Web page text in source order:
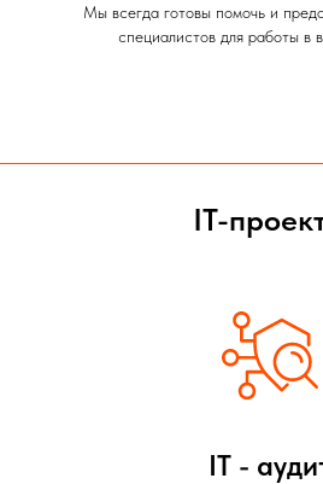
Мы всегда готовы помочь и
специалистов для работы в
IT-
IT -